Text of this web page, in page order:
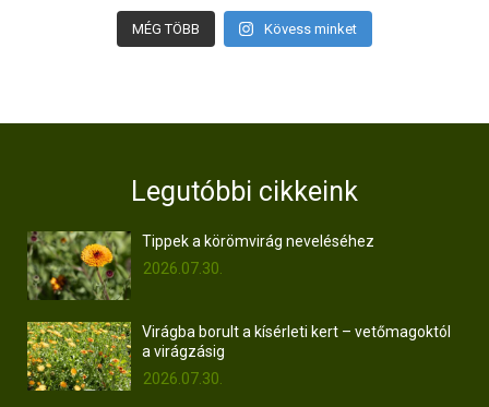
MÉG TÖBB Kövess minket
Legutóbbi cikkeink
Tippek a körömvirág neveléséhez
2026.07.30.
Virágba borult a kísérleti kert – vetőmagoktól
a virágzásig
2026.07.30.